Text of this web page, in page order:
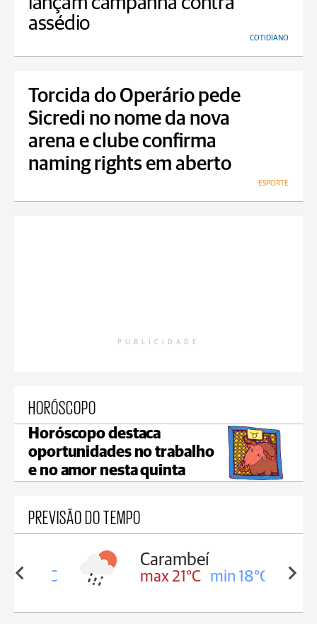
assédio
COTIDIANO
Torcida do Operário pede
Sicredi no nome da nova
arena e clube confirma
naming rights em aberto
ESPORTE
PUBLICIDADE
HORÓSCOPO
Horóscopo destaca
oportunidades no trabalho
e no amor nesta quinta
PREVISÃO DO TEMPO
18°C
Carambeí
max 21°C min 18°C